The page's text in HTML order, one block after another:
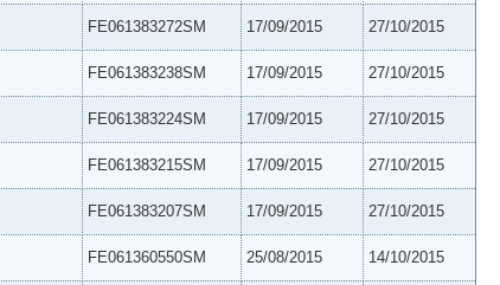
FE061383272SM 17/09/2015 27/10/2015
FE061383238SM 17/09/2015 27/10/2015
FE061383224SM 17/09/2015 27/10/2015
FE061383215SM 17/09/2015 27/10/2015
FE061383207SM 17/09/2015 27/10/2015
FE061360550SM 25/08/2015 14/10/2015